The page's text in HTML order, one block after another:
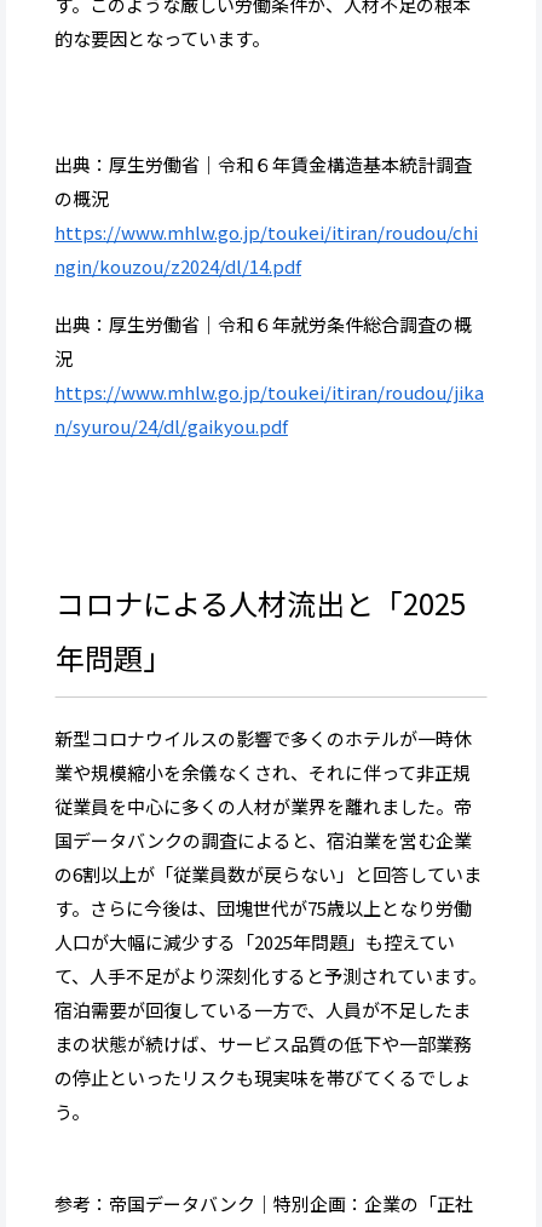
的な要因となっています。
出典：厚生労働省｜令和６年賃金構造基本統計調査
の概況
https://www.mhlw.go.jp/toukei/itiran/roudou/chi
ngin/kouzou/z2024/dl/14.pdf
出典：厚生労働省｜令和６年就労条件総合調査の概
況
https://www.mhlw.go.jp/toukei/itiran/roudou/jika
n/syurou/24/dl/gaikyou.pdf
コロナによる人材流出と「2025
年問題」
新型コロナウイルスの影響で多くのホテルが一時休
業や規模縮小を余儀なくされ、それに伴って非正規
従業員を中心に多くの人材が業界を離れました。帝
国データバンクの調査によると、宿泊業を営む企業
の6割以上が「従業員数が戻らない」と回答していま
す。さらに今後は、団塊世代が75歳以上となり労働
人口が大幅に減少する「2025年問題」も控えてい
て、人手不足がより深刻化すると予測されています。
宿泊需要が回復している一方で、人員が不足したま
まの状態が続けば、サービス品質の低下や一部業務
の停止といったリスクも現実味を帯びてくるでしょ
う。
参考：帝国データバンク｜特別企画：企業の「正社